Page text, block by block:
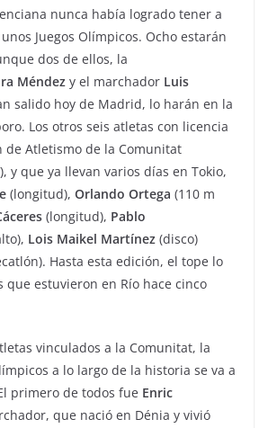
nunca había logrado tener a
Juegos Olímpicos. Ocho estarán
dos de ellos, la
Méndez y el marchador Luis
salido hoy de Madrid, lo harán en la
Los otros seis atletas con licencia
de Atletismo de la Comunitat
y que ya llevan varios días en Tokio,
(longitud), Orlando Ortega (110 m
(longitud), Pablo
Lois Maikel Martínez (disco)
Hasta esta edición, el tope lo
que estuvieron en Río hace cinco
vinculados a la Comunitat, la
a lo largo de la historia se va a
primero de todos fue Enric
que nació en Dénia y vivió